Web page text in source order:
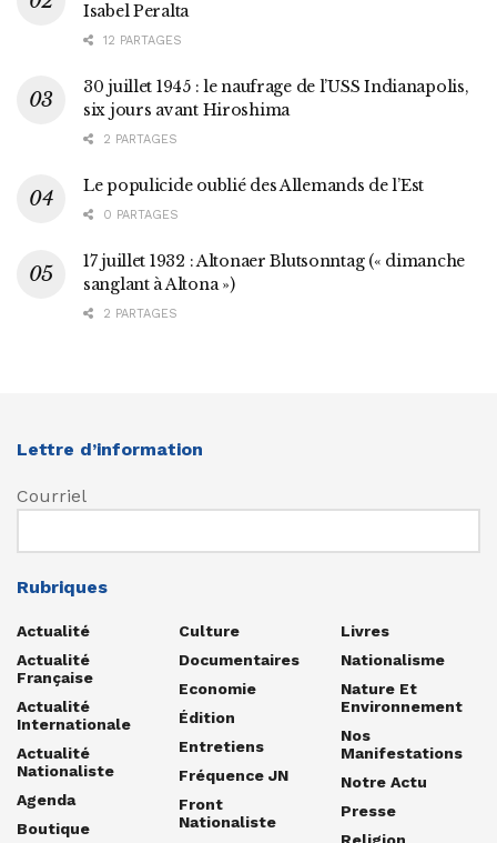
Isabel Peralta
12 PARTAGES
30 juillet 1945 : le naufrage de l’USS Indianapolis,
six jours avant Hiroshima
2 PARTAGES
Le populicide oublié des Allemands de l’Est
0 PARTAGES
17 juillet 1932 : Altonaer Blutsonntag (« dimanche
sanglant à Altona »)
2 PARTAGES
Lettre d’information
Courriel
Rubriques
Actualité
Actualité
Française
Actualité
Internationale
Actualité
Nationaliste
Agenda
Boutique
Culture
Documentaires
Economie
Édition
Entretiens
Fréquence JN
Front
Nationaliste
Livres
Nationalisme
Nature Et
Environnement
Nos
Manifestations
Notre Actu
Presse